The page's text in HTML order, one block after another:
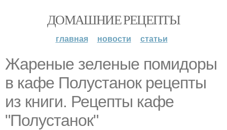
ДОМАШНИЕ РЕЦЕПТЫ
главная новости статьи
Жареные зеленые помидоры
в кафе Полустанок рецепты
из книги. Рецепты кафе
"Полустанок"